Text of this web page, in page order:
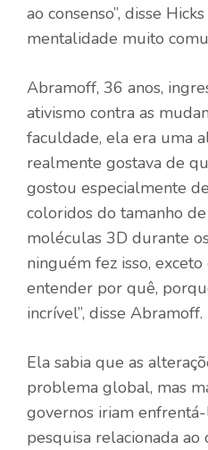
ao consenso”, disse
mentalidade muito
Abramoff, 36 anos,
ativismo contra as
faculdade, ela era uma
realmente gostava de
gostou especialmente
coloridos do tamanho
moléculas 3D durante
ninguém fez isso,
entender por quê,
incrível”, disse Abramoff.
Ela sabia que as
problema global, mas
governos iriam
pesquisa relacionada ao